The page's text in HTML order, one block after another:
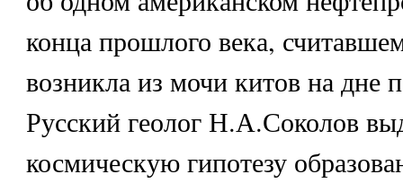
конца прошлого века,
возникла из мочи китов на дне
Русский геолог Н.А.Соколов
космическую гипотезу